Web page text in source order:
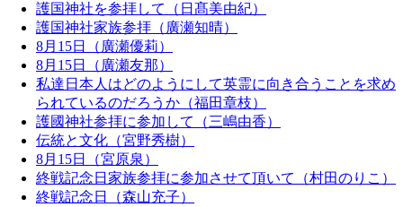
護国神社を参拝して（日髙美由紀）
護国神社家族参拝（廣瀬知晴）
8月15日（廣瀬優莉）
8月15日（廣瀬友那）
私達日本人はどのようにして英霊に向き合うことを求め
られているのだろうか（福田章枝）
護國神社参拝に参加して（三嶋由香）
伝統と文化（宮野秀樹）
8月15日（宮原泉）
終戦記念日家族参拝に参加させて頂いて（村田のりこ）
終戦記念日（森山充子）